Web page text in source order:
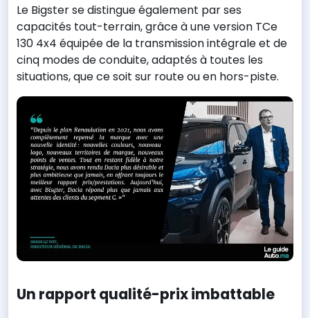
Le Bigster se distingue également par ses
capacités tout-terrain, grâce à une version TCe
130 4x4 équipée de la transmission intégrale et de
cinq modes de conduite, adaptés à toutes les
situations, que ce soit sur route ou en hors-piste.
Un rapport qualité-prix imbattable